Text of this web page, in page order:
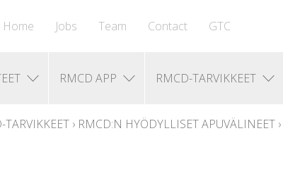
Home Jobs Team Contact GTC
RMCD APP RMCD-TARVIKKEET
TARVIKKEET › RMCD:N HYÖDYLLISET APUVÄLINEET ›